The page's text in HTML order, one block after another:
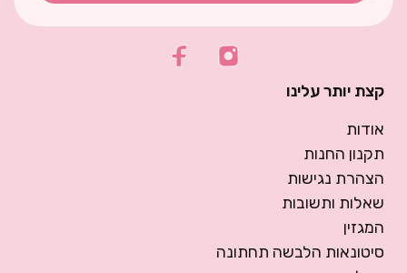
קצת יותר עלינו
אודות
תקנון החנות
הצהרת נגישות
שאלות ותשובות
המגזין
סיטונאות הלבשה תחתונה